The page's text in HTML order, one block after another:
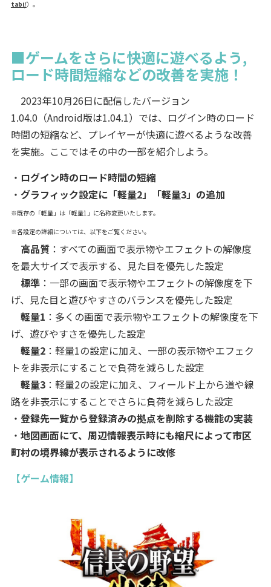
tabi/）。
■ゲームをさらに快適に遊べるよう,
ロード時間短縮などの改善を実施！
2023年10月26日に配信したバージョン
1.04.0（Android版は1.04.1）では、ログイン時のロード
時間の短縮など、プレイヤーが快適に遊べるような改善
を実施。ここではその中の一部を紹介しよう。
・ ログイン時のロード時間の短縮
・ グラフィック設定に「軽量2」「軽量3」の追加
※既存の「軽量」は「軽量1」に名称変更いたします。
※各設定の詳細については、以下をご覧ください。
高品質：すべての画面で表示物やエフェクトの解像度
を最大サイズで表示する、見た目を優先した設定
標準：一部の画面で表示物やエフェクトの解像度を下
げ、見た目と遊びやすさのバランスを優先した設定
軽量1 ：多くの画面で表示物やエフェクトの解像度を下
げ、遊びやすさを優先した設定
軽量2：軽量1の設定に加え、一部の表示物やエフェク
トを非表示にすることで負荷を減らした設定
軽量3：軽量2の設定に加え、フィールド上から道や線
路を非表示にすることでさらに負荷を減らした設定
・ 登録先一覧から登録済みの拠点を削除する機能の実装
・ 地図画面にて、周辺情報表示時にも縮尺によって市区
町村の境界線が表示されるように改修
【ゲーム情報】